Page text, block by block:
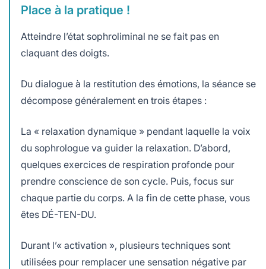
Place à la pratique !
Atteindre l’état sophroliminal ne se fait pas en
claquant des doigts.
Du dialogue à la restitution des émotions, la séance se
décompose généralement en trois étapes :
La « relaxation dynamique » pendant laquelle la voix
du sophrologue va guider la relaxation. D’abord,
quelques exercices de respiration profonde pour
prendre conscience de son cycle. Puis, focus sur
chaque partie du corps. A la fin de cette phase, vous
êtes DÉ-TEN-DU.
Durant l’« activation », plusieurs techniques sont
utilisées pour remplacer une sensation négative par